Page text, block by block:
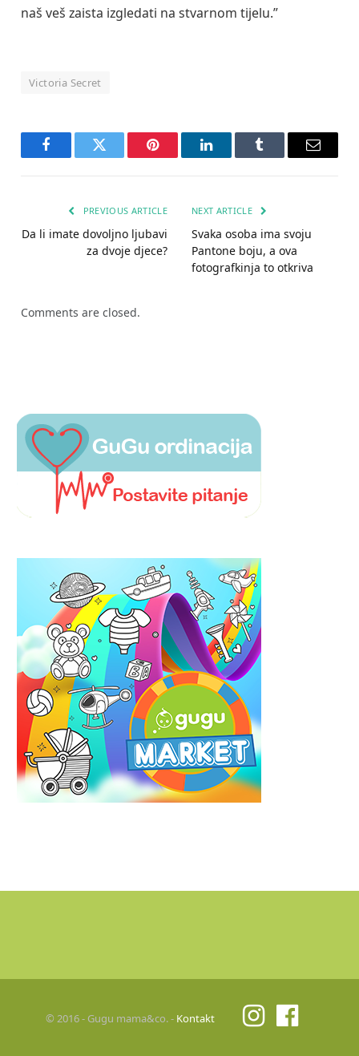
naš veš zaista izgledati na stvarnom tijelu.”
Victoria Secret
FacebookTwitter Pinterest LinkedInTumblr Email
PREVIOUS ARTICLE
Da li imate dovoljno ljubavi
za dvoje djece?
NEXT ARTICLE
Svaka osoba ima svoju
Pantone boju, a ova
fotografkinja to otkriva
Comments are closed.
© 2016 - Gugu mama&co. - Kontakt